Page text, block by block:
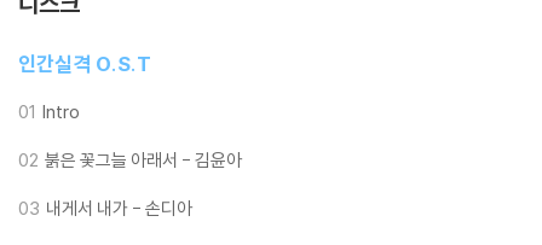
인간실격 O.S.T
01 Intro
02 붉은 꽃그늘 아래서 - 김윤아
03 내게서 내가 - 손디아